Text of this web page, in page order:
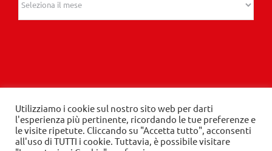
© 2020 Edizioni Turbo by Tespi Mediagroup -
Direttore: Angelo Frigerio -Privacy Policy-Cookie
Policy- P.IVA 03632610964
Utilizziamo i cookie sul nostro sito web per darti
l'esperienza più pertinente, ricordando le tue preferenze e
le visite ripetute. Cliccando su "Accetta tutto", acconsenti
all'uso di TUTTI i cookie. Tuttavia, è possibile visitare